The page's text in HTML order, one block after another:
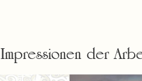
Impressionen der